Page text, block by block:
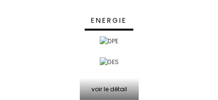
ENERGIE
voir le détail